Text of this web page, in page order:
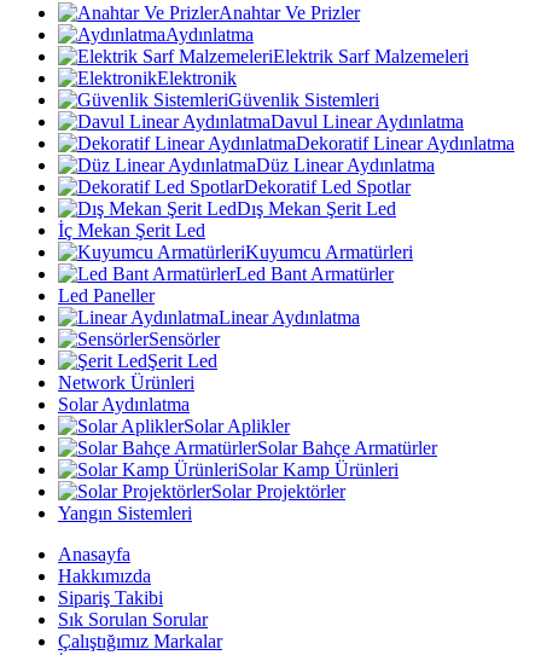
Anahtar Ve Prizler
Aydınlatma
Elektrik Sarf Malzemeleri
Elektronik
Güvenlik Sistemleri
Davul Linear Aydınlatma
Dekoratif Linear Aydınlatma
Düz Linear Aydınlatma
Dekoratif Led Spotlar
Dış Mekan Şerit Led
İç Mekan Şerit Led
Kuyumcu Armatürleri
Led Bant Armatürler
Led Paneller
Linear Aydınlatma
Sensörler
Şerit Led
Network Ürünleri
Solar Aydınlatma
Solar Aplikler
Solar Bahçe Armatürler
Solar Kamp Ürünleri
Solar Projektörler
Yangın Sistemleri
Anasayfa
Hakkımızda
Sipariş Takibi
Sık Sorulan Sorular
Çalıştığımız Markalar